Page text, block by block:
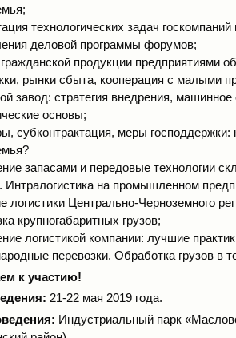
технологических задач
деловой программы форумов;
продукции предприятиями
рынки сбыта, кооперация с малыми
завод: стратегия внедрения,
основы;
субконтрактация, меры господдержки:
запасами и передовые технологии
Интралогистика на промышленном
логистики Центрально-Черноземного
крупногабаритных грузов;
логистикой компании: лучшие
перевозки. Обработка грузов в
к участию!
21-22 мая 2019 года.
Индустриальный парк